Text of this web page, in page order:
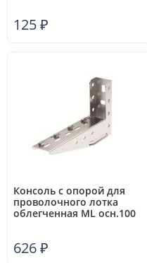
125₽
Консоль с опорой для
проволочного лотка
облегченная ML осн.100
626₽